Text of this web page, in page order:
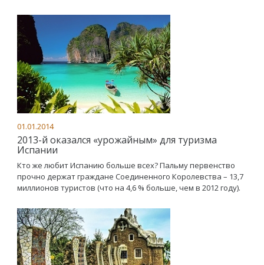
01.01.2014
2013-й оказался «урожайным» для туризма
Испании
Кто же любит Испанию больше всех? Пальму первенство
прочно держат граждане Соединенного Королевства – 13,7
миллионов туристов (что на 4,6 % больше, чем в 2012 году).